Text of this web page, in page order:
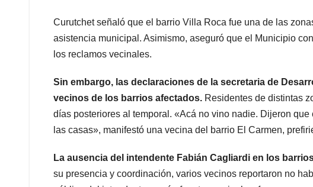
Curutchet señaló que el barrio Villa Roca fue una de las
asistencia municipal. Asimismo, aseguró que el Municipio
los reclamos vecinales.
Sin embargo, las declaraciones de la secretaria de
vecinos de los barrios afectados. Residentes de distintas
días posteriores al temporal. «Acá no vino nadie. Dijeron
las casas», manifestó una vecina del barrio El Carmen,
La ausencia del intendente Fabián Cagliardi en los
su presencia y coordinación, varios vecinos reportaron no